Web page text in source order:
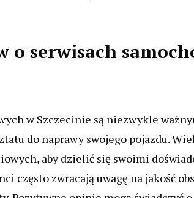
o serwisach
w Szczecinie są niezwykle
do naprawy swojego pojazdu.
aby dzielić się swoimi
często zwracają uwagę na jakość